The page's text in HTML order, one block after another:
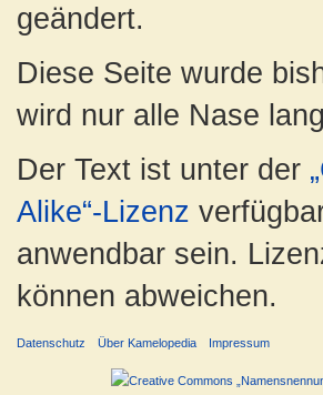
geändert.
Diese Seite wurde
wird nur alle Nase
Der Text ist unter der
Alike“-Lizenz
anwendbar sein.
können abweichen.
Datenschutz Über Kamelopedia Impressum